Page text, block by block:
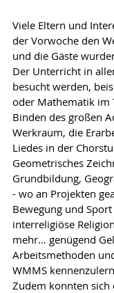
Viele Eltern und
der Vorwoche den
und die Gäste
Der Unterricht in
besucht werden,
oder Mathematik im
Binden des großen
Werkraum, die
Liedes in der
Geometrisches
Grundbildung,
- wo an Projekten
Bewegung und
interreligiöse
mehr… genügend
Arbeitsmethoden
WMMS
Zudem konnten sich